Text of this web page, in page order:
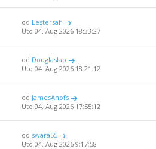
od Lestersah
Uto 04. Aug 2026 18:33:27
od Douglaslap
Uto 04. Aug 2026 18:21:12
od JamesAnofs
Uto 04. Aug 2026 17:55:12
od swara55
Uto 04. Aug 2026 9:17:58